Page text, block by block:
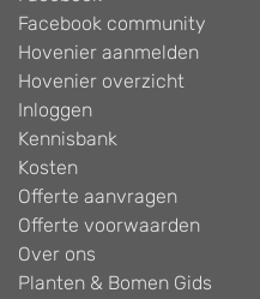
Facebook community
Hovenier aanmelden
Hovenier overzicht
Inloggen
Kennisbank
Kosten
Offerte aanvragen
Offerte voorwaarden
Over ons
Planten & Bomen Gids